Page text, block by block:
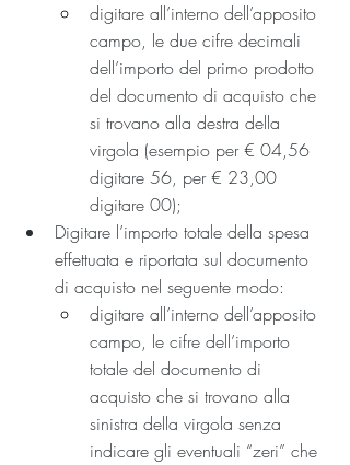
digitare all’interno dell’apposito
campo, le due cifre decimali
dell’importo del primo prodotto
del documento di acquisto che
si trovano alla destra della
virgola (esempio per € 04,56
digitare 56, per € 23,00
digitare 00);
Digitare l’importo totale della spesa
effettuata e riportata sul documento
di acquisto nel seguente modo:
digitare all’interno dell’apposito
campo, le cifre dell’importo
totale del documento di
acquisto che si trovano alla
sinistra della virgola senza
indicare gli eventuali “zeri” che